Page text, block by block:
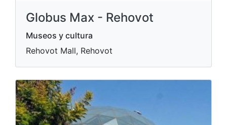
Globus Max - Rehovot
Museos y cultura
Rehovot Mall, Rehovot